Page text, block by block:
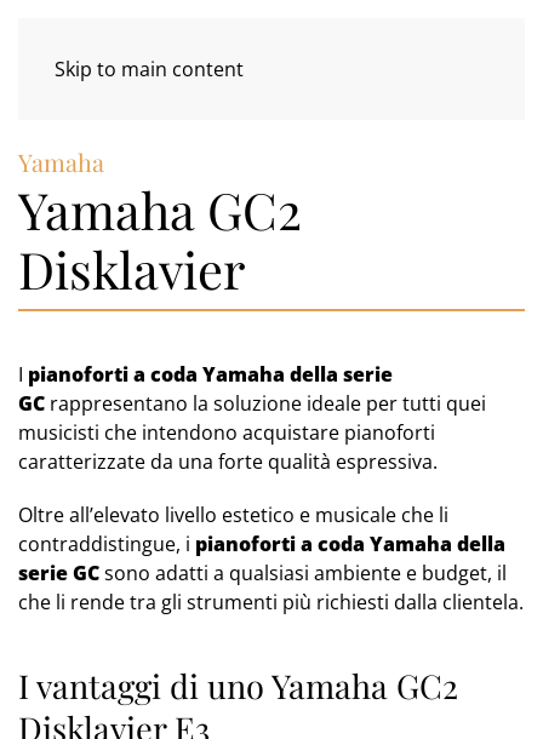
Skip to main content
Yamaha
Yamaha GC2
Disklavier
I pianoforti a coda Yamaha della serie
GC rappresentano la soluzione ideale per tutti quei
musicisti che intendono acquistare pianoforti
caratterizzate da una forte qualità espressiva.
Oltre all’elevato livello estetico e musicale che li
contraddistingue, i pianoforti a coda Yamaha della
serie GCsono adatti a qualsiasi ambiente e budget, il
che li rende tra gli strumenti più richiesti dalla clientela.
I vantaggi di uno Yamaha GC2
Disklavier E3